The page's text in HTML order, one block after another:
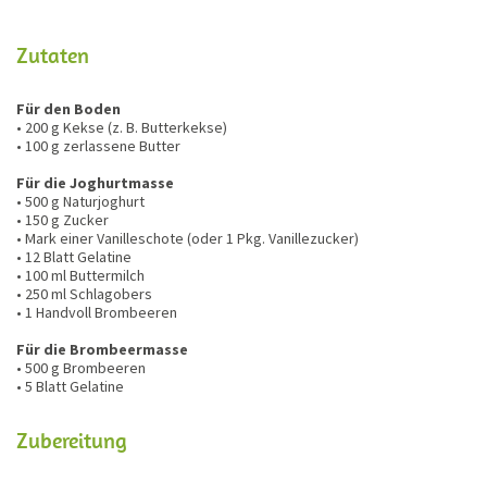
Zutaten
Für den Boden
• 200 g Kekse (z. B. Butterkekse)
• 100 g zerlassene Butter
Für die Joghurtmasse
• 500 g Naturjoghurt
• 150 g Zucker
• Mark einer Vanilleschote (oder 1 Pkg. Vanillezucker)
• 12 Blatt Gelatine
• 100 ml Buttermilch
• 250 ml Schlagobers
• 1 Handvoll Brombeeren
Für die Brombeermasse
• 500 g Brombeeren
• 5 Blatt Gelatine
Zubereitung